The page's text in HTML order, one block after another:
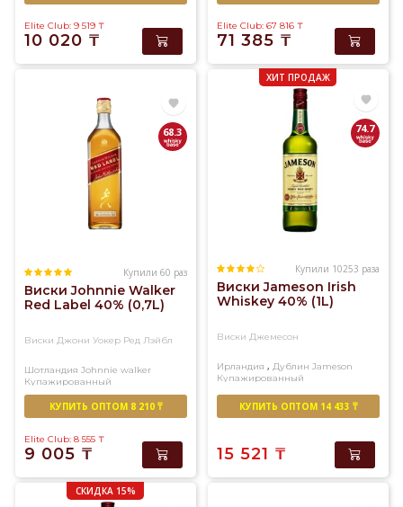
Elite Club: 9 519 ₸
10 020 ₸
Elite Club: 67 816 ₸
71 385 ₸
68.3
Купили 60 раз
Виски Johnnie Walker
Red Label 40% (0,7L)
Виски Джони Уокер Ред Лэйбл
Шотландия Johnnie walker
Купажированный
КУПИТЬ ОПТОМ 8 210 ₸
Elite Club: 8 555 ₸
9 005 ₸
ХИТ ПРОДАЖ
74.7
Купили 10253 раза
Виски Jameson Irish
Whiskey 40% (1L)
Виски Джемесон
Ирландия , Дублин Jameson
Купажированный
КУПИТЬ ОПТОМ 14 433 ₸
15 521 ₸
СКИДКА 15%